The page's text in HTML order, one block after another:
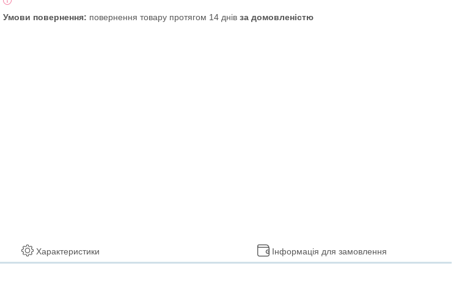
повернення товару протягом 14 днів за домовленістю
Характеристики Інформація для замовлення